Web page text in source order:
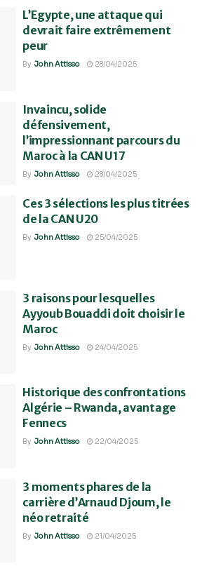
L’Egypte, une attaque qui
devrait faire extrêmement
peur
By John Attisso 28/04/2025
Invaincu, solide
défensivement,
l’impressionnant parcours du
Maroc à la CAN U17
By John Attisso 28/04/2025
Ces 3 sélections les plus titrées
de la CAN U20
By John Attisso 25/04/2025
3 raisons pour lesquelles
Ayyoub Bouaddi doit choisir le
Maroc
By John Attisso 24/04/2025
Historique des confrontations
Algérie – Rwanda, avantage
Fennecs
By John Attisso 22/04/2025
3 moments phares de la
carrière d’Arnaud Djoum, le
néo retraité
By John Attisso 21/04/2025